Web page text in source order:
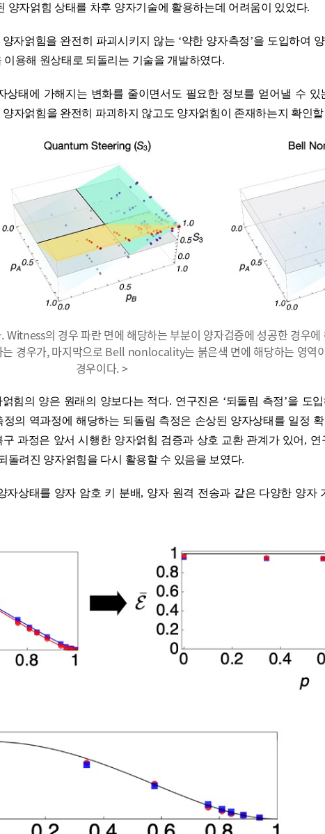
양자얽힘 상태를 차후 양자기술에 활용하는데 어려움이 있었다.
자얽힘을 완전히 파괴시키지 않는 ‘약한 양자측정’을 도입하여
이용해 원상태로 되돌리는 기술을 개발하였다.
상태에 가해지는 변화를 줄이면서도 필요한 정보를 얻어낼 수 있
양자얽힘을 완전히 파괴하지 않고도 양자얽힘이 존재하는지 확인
Witness의 경우 파란 면에 해당하는 부분이 양자검증에 성공한 경우
경우가, 마지막으로 Bell nonlocality는 붉은색 면에 해당하는 영역
경우이다. >
힘의 양은 원래의 양보다는 적다. 연구진은 ‘되돌림 측정’을 도
정의 역과정에 해당하는 되돌림 측정은 손상된 양자상태를 일정
구 과정은 앞서 시행한 양자얽힘 검증과 상호 교환 관계가 있어 , 연
돌려진 양자얽힘을 다시 활용할 수 있음을 보였다.
자상태를 양자 암호 키 분배, 양자 원격 전송과 같은 다양한 양자